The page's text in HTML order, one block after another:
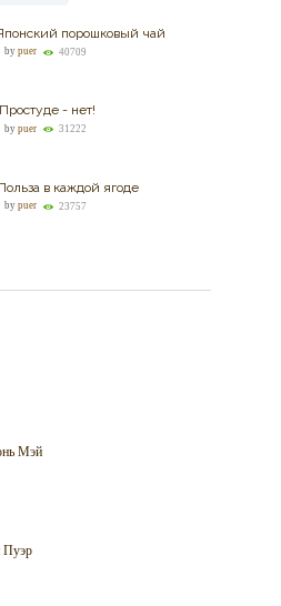
порошковый чай
by puer 40709
- нет!
by puer 31222
в каждой ягоде
by puer 23757
Мэй